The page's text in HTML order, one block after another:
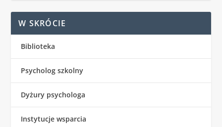
W SKRÓCIE
Biblioteka
Psycholog szkolny
Dyżury psychologa
Instytucje wsparcia